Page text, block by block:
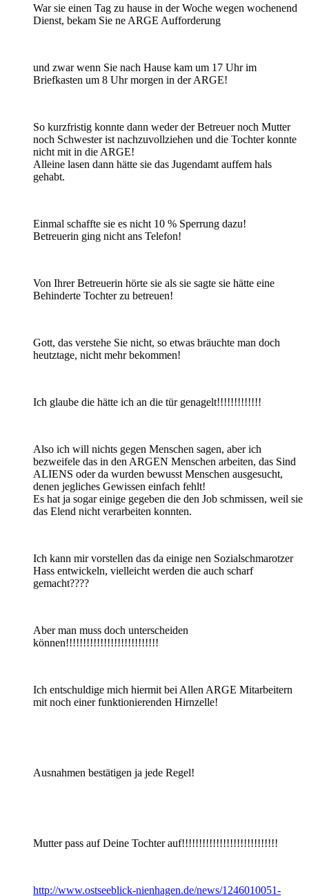
War sie einen Tag zu hause in der Woche wegen wochenend
Dienst, bekam Sie ne ARGE Aufforderung
und zwar wenn Sie nach Hause kam um 17 Uhr im
Briefkasten um 8 Uhr morgen in der ARGE!
So kurzfristig konnte dann weder der Betreuer noch Mutter
noch Schwester ist nachzuvollziehen und die Tochter konnte
nicht mit in die ARGE!
Alleine lasen dann hätte sie das Jugendamt auffem hals
gehabt.
Einmal schaffte sie es nicht 10 % Sperrung dazu!
Betreuerin ging nicht ans Telefon!
Von Ihrer Betreuerin hörte sie als sie sagte sie hätte eine
Behinderte Tochter zu betreuen!
Gott, das verstehe Sie nicht, so etwas bräuchte man doch
heutztage, nicht mehr bekommen!
Ich glaube die hätte ich an die tür genagelt!!!!!!!!!!!!!
Also ich will nichts gegen Menschen sagen, aber ich
bezweifele das in den ARGEN Menschen arbeiten, das Sind
ALIENS oder da wurden bewusst Menschen ausgesucht,
denen jegliches Gewissen einfach fehlt!
Es hat ja sogar einige gegeben die den Job schmissen, weil sie
das Elend nicht verarbeiten konnten.
Ich kann mir vorstellen das da einige nen Sozialschmarotzer
Hass entwickeln, vielleicht werden die auch scharf
gemacht????
Aber man muss doch unterscheiden
können!!!!!!!!!!!!!!!!!!!!!!!!!!!
Ich entschuldige mich hiermit bei Allen ARGE Mitarbeitern
mit noch einer funktionierenden Hirnzelle!
Ausnahmen bestätigen ja jede Regel!
Mutter pass auf Deine Tochter auf!!!!!!!!!!!!!!!!!!!!!!!!!!!!
http://www.ostseeblick-nienhagen.de/news/1246010051-